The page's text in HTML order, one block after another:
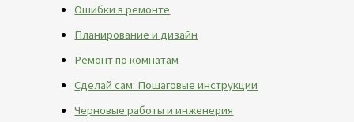
Ошибки в ремонте
Планирование и дизайн
Ремонт по комнатам
Сделай сам: Пошаговые инструкции
Черновые работы и инженерия